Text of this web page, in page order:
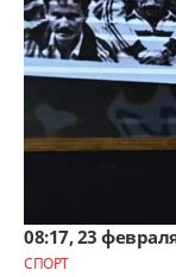
08:17, 23
СПОРТ